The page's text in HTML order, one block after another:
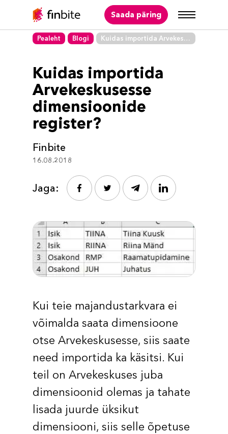
Saada päring
Pealeht Blogi Kuidas importida Arvekeskusesse dimensioonide register?
Kuidas importida
Arvekeskusesse
dimensioonide
register?
Finbite
16.08.2018
Jaga:
Kui teie majandustarkvara ei
võimalda saata dimensioone
otse Arvekeskusesse, siis saate
need importida ka käsitsi. Kui
teil on Arvekeskuses juba
dimensioonid olemas ja tahate
lisada juurde üksikut
dimensiooni, siis selle õpetuse